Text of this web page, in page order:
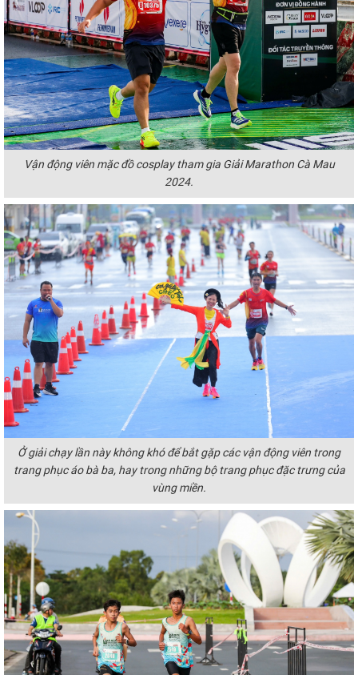
Vận động viên mặc đồ cosplay tham gia Giải Marathon Cà Mau
2024.
Ở giải chạy lần này không khó để bắt gặp các vận động viên trong
trang phục áo bà ba, hay trong những bộ trang phục đặc trưng của
vùng miền.